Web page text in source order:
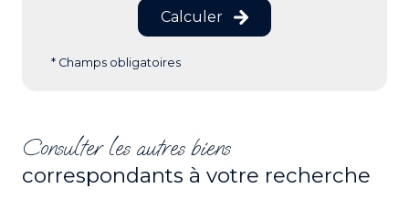
Calculer
* Champs obligatoires
Consulter les autres biens
correspondants à votre recherche